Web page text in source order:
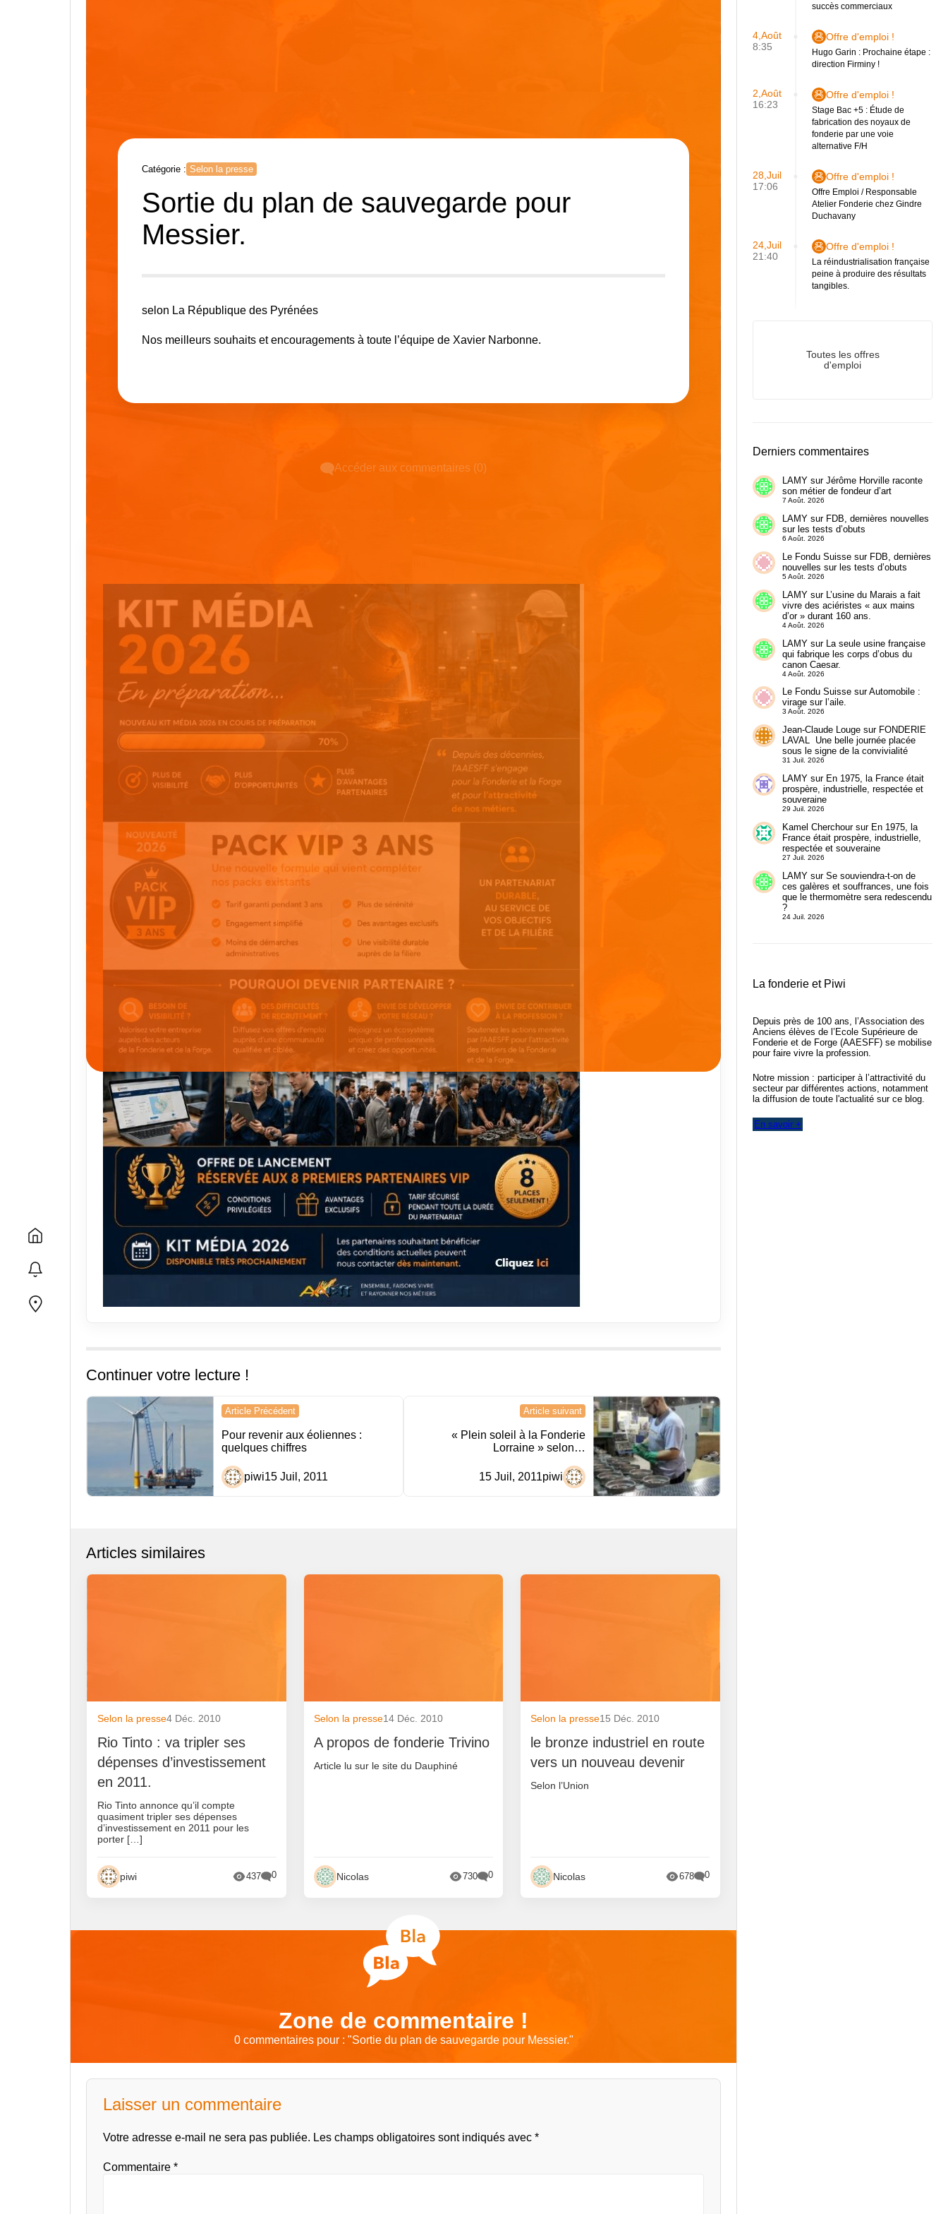
Catégorie : Selon la presse
Sortie du plan de sauvegarde pour
Messier.
selon La République des Pyrénées
Nos meilleurs souhaits et encouragements à toute l’équipe de Xavier Narbonne.
Accéder aux commentaires (0)
Continuer votre lecture !
Navigation
l’article
Article Précédent
Pour revenir aux éoliennes :
quelques chiffres
piwi15 Juil, 2011
Article suivant
« Plein soleil à la Fonderie
Lorraine » selon…
piwi
15 Juil, 2011
Articles similaires
Selon la presse4 Déc. 2010
Rio Tinto : va tripler ses
dépenses d’investissement
en 2011.
Rio Tinto annonce qu’il compte
quasiment tripler ses dépenses
d’investissement en 2011 pour les
porter […]
piwi 437 0
Selon la presse14 Déc. 2010
A propos de fonderie Trivino
Article lu sur le site du Dauphiné
Nicolas 730 0
Selon la presse15 Déc. 2010
le bronze industriel en route
vers un nouveau devenir
Selon l’Union
Nicolas 678 0
Zone de commentaire !
0 commentaires pour : "Sortie du plan de sauvegarde pour Messier."
Laisser un commentaire
Votre adresse e-mail ne sera pas publiée. Les champs obligatoires sont indiqués avec *
Commentaire *
succès commerciaux
4,Août
8:35
Offre d'emploi !
Hugo Garin : Prochaine étape :
direction Firminy !
2,Août
16:23
Offre d'emploi !
Stage Bac +5 : Étude de
fabrication des noyaux de
fonderie par une voie
alternative F/H
28,Juil
17:06
Offre d'emploi !
Offre Emploi / Responsable
Atelier Fonderie chez Gindre
Duchavany
24,Juil
21:40
Offre d'emploi !
La réindustrialisation française
peine à produire des résultats
tangibles.
Toutes les offres
d'emploi
Derniers commentaires
LAMYsur Jérôme Horville raconte
son métier de fondeur d’art
7 Août. 2026
LAMYsur FDB, dernières nouvelles
sur les tests d’obuts
6 Août. 2026
Le Fondu Suissesur FDB, dernières
nouvelles sur les tests d’obuts
5 Août. 2026
LAMYsur L’usine du Marais a fait
vivre des aciéristes « aux mains
d’or » durant 160 ans.
4 Août. 2026
LAMYsur La seule usine française
qui fabrique les corps d’obus du
canon Caesar.
4 Août. 2026
Le Fondu SuissesurAutomobile :
virage sur l’aile.
3 Août. 2026
Jean-Claude Lougesur FONDERIE
LAVAL Une belle journée placée
sous le signe de la convivialité
31 Juil. 2026
LAMYsur En 1975, la France était
prospère, industrielle, respectée et
souveraine
29 Juil. 2026
Kamel Cherchoursur En 1975, la
France était prospère, industrielle,
respectée et souveraine
27 Juil. 2026
LAMYsur Se souviendra-t-on de
ces galères et souffrances, une fois
que le thermomètre sera redescendu
?
24 Juil. 2026
La fonderie et Piwi
Depuis près de 100 ans, l’Association des
Anciens élèves de l’Ecole Supérieure de
Fonderie et de Forge (AAESFF) se mobilise
pour faire vivre la profession.
Notre mission : participer à l’attractivité du
secteur par différentes actions, notamment
la diffusion de toute l'actualité sur ce blog.
En savoir +